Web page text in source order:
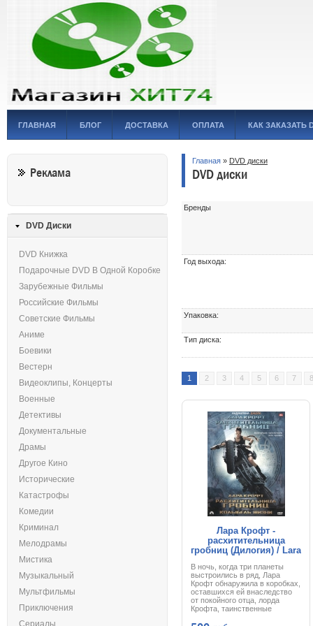
ГЛАВНАЯ БЛОГ ДОСТАВКА ОПЛАТА КАК ЗАКАЗАТЬ
Главная » DVD диски
DVD диски
Бренды
Год выхода:
Упаковка:
Тип диска:
1 2 3 4 5 6 7 8
Лара Крофт -
расхитительница
гробниц (Дилогия) / Lara
(Dilogia) (2001,2003) DVD
В ночь, когда три планеты
выстроились в ряд, Лара
Крофт обнаружила в коробках,
оставшихся ей внаследство
от покойного отца, лорда
Крофта, таинственные
Реклама
DVD Диски
DVD Книжка
Подарочные DVD В Одной Коробке
Зарубежные Фильмы
Российские Фильмы
Советские Фильмы
Аниме
Боевики
Вестерн
Видеоклипы, Концерты
Военные
Детективы
Документальные
Драмы
Другое Кино
Исторические
Катастрофы
Комедии
Криминал
Мелодрамы
Мистика
Музыкальный
Мультфильмы
Приключения
Сериалы